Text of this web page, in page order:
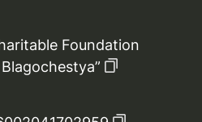
Foundation